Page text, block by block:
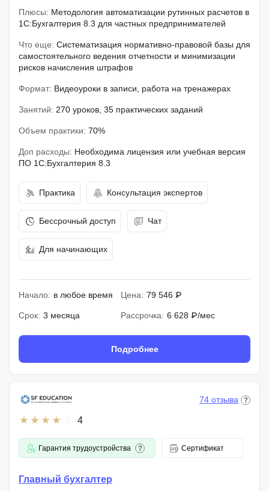
Плюсы: Методология автоматизации рутинных расчетов в
1С:Бухгалтерия 8.3 для частных предпринимателей
Что еще: Систематизация нормативно-правовой базы для
самостоятельного ведения отчетности и минимизации
рисков начисления штрафов
Формат: Видеоуроки в записи, работа на тренажерах
Занятий: 270 уроков, 35 практических заданий
Объем практики: 70%
Доп расходы: Необходима лицензия или учебная версия
ПО 1С:Бухгалтерия 8.3
Практика Консультация экспертов
Бессрочный доступ Чат
Для начинающих
Начало: в любое время Цена: 79 546 ₽
Срок: 3 месяца Рассрочка: 6 628 ₽/мес
Подробнее
4
74 отзыва
Гарантия трудоустройства Сертификат
Главный бухгалтер